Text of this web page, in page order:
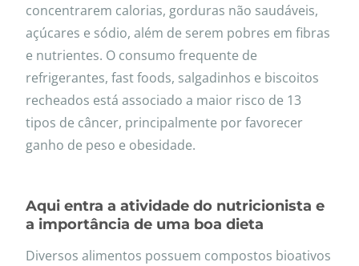
concentrarem calorias, gorduras não saudáveis,
açúcares e sódio, além de serem pobres em fibras
e nutrientes. O consumo frequente de
refrigerantes, fast foods, salgadinhos e biscoitos
recheados está associado a maior risco de 13
tipos de câncer, principalmente por favorecer
ganho de peso e obesidade.
Aqui entra a atividade do nutricionista e
a importância de uma boa dieta
Diversos alimentos possuem compostos bioativos